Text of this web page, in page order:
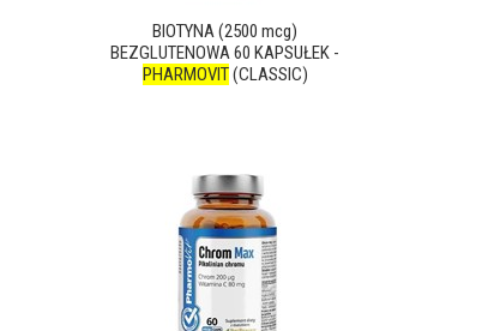
BIOTYNA (2500 mcg)
BEZGLUTENOWA 60 KAPSUŁEK -
PHARMOVIT(CLASSIC)